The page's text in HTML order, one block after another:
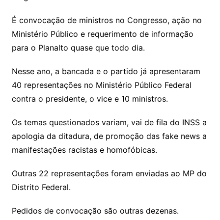
É convocação de ministros no Congresso, ação no
Ministério Público e requerimento de informação
para o Planalto quase que todo dia.
Nesse ano, a bancada e o partido já apresentaram
40 representações no Ministério Público Federal
contra o presidente, o vice e 10 ministros.
Os temas questionados variam, vai de fila do INSS a
apologia da ditadura, de promoção das fake news a
manifestações racistas e homofóbicas.
Outras 22 representações foram enviadas ao MP do
Distrito Federal.
Pedidos de convocação são outras dezenas.